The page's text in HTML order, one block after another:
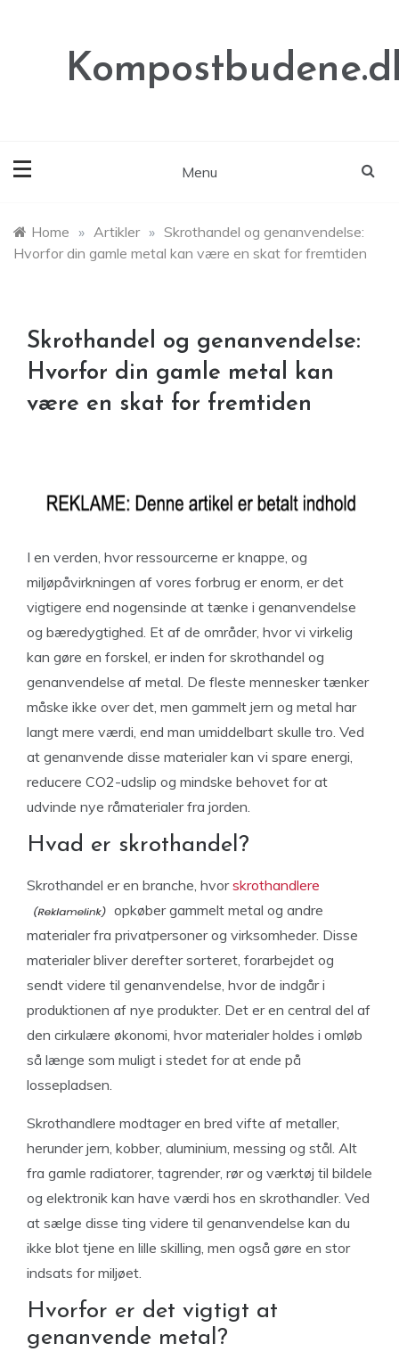
Menu
Home » Artikler » Skrothandel og genanvendelse:
Hvorfor din gamle metal kan være en skat for fremtiden
Skrothandel og genanvendelse:
Hvorfor din gamle metal kan
være en skat for fremtiden
I en verden, hvor ressourcerne er knappe, og
miljøpåvirkningen af vores forbrug er enorm, er det
vigtigere end nogensinde at tænke i genanvendelse
og bæredygtighed. Et af de områder, hvor vi virkelig
kan gøre en forskel, er inden for skrothandel og
genanvendelse af metal. De fleste mennesker tænker
måske ikke over det, men gammelt jern og metal har
langt mere værdi, end man umiddelbart skulle tro. Ved
at genanvende disse materialer kan vi spare energi,
reducere CO2-udslip og mindske behovet for at
udvinde nye råmaterialer fra jorden.
Hvad er skrothandel?
Skrothandel er en branche, hvorskrothandlere
opkøber gammelt metal og andre
materialer fra privatpersoner og virksomheder. Disse
materialer bliver derefter sorteret, forarbejdet og
sendt videre til genanvendelse, hvor de indgår i
produktionen af nye produkter. Det er en central del af
den cirkulære økonomi, hvor materialer holdes i omløb
så længe som muligt i stedet for at ende på
lossepladsen.
Skrothandlere modtager en bred vifte af metaller,
herunder jern, kobber, aluminium, messing og stål. Alt
fra gamle radiatorer, tagrender, rør og værktøj til bildele
og elektronik kan have værdi hos en skrothandler. Ved
at sælge disse ting videre til genanvendelse kan du
ikke blot tjene en lille skilling, men også gøre en stor
indsats for miljøet.
Hvorfor er det vigtigt at
genanvende metal?